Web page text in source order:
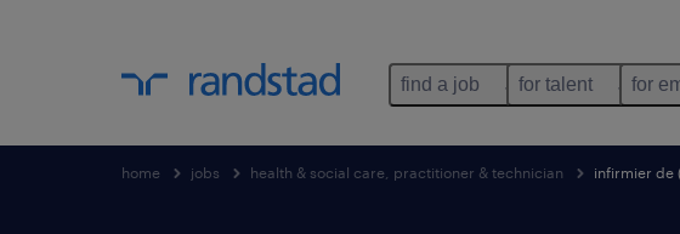
find a job for talent for
home jobs health & social care, practitioner & technician infirmier de